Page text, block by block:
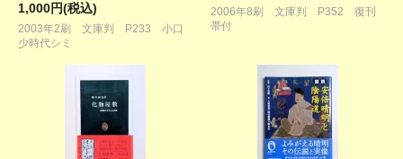
1,000円(税込)
2003年2刷 文庫判 P233 小口
少時代シミ
2006年8刷 文庫判 P352 復刊
帯付